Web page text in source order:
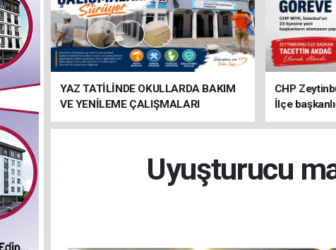
YAZ TATİLİNDE OKULLARDA BAKIM
VE YENİLEME ÇALIŞMALARI
SÜRÜYOR
CHP
İlçe
atandı
Uyuşturucu